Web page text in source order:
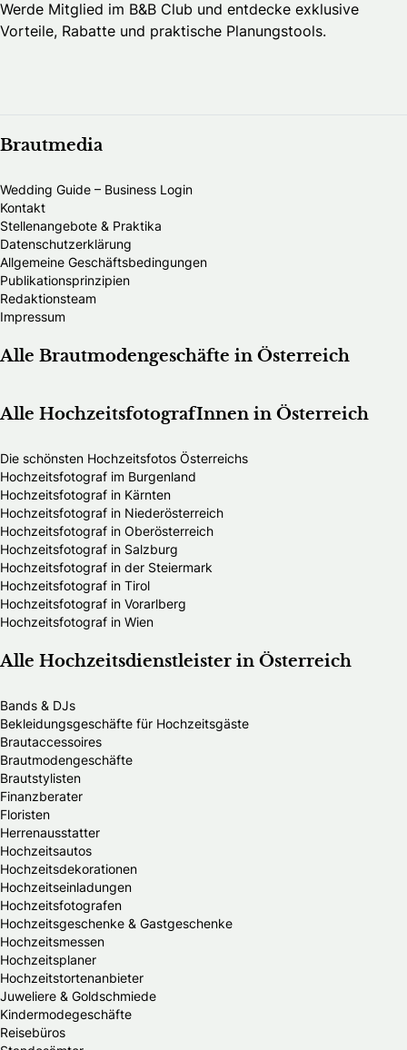
Werde Mitglied im B&B Club und entdecke exklusive
Vorteile, Rabatte und praktische Planungstools.
Brautmedia
Wedding Guide – Business Login
Kontakt
Stellenangebote & Praktika
Datenschutzerklärung
Allgemeine Geschäftsbedingungen
Publikationsprinzipien
Redaktionsteam
Impressum
Alle Brautmodengeschäfte in Österreich
Alle HochzeitsfotografInnen in Österreich
Die schönsten Hochzeitsfotos Österreichs
Hochzeitsfotograf im Burgenland
Hochzeitsfotograf in Kärnten
Hochzeitsfotograf in Niederösterreich
Hochzeitsfotograf in Oberösterreich
Hochzeitsfotograf in Salzburg
Hochzeitsfotograf in der Steiermark
Hochzeitsfotograf in Tirol
Hochzeitsfotograf in Vorarlberg
Hochzeitsfotograf in Wien
Alle Hochzeitsdienstleister in Österreich
Bands & DJs
Bekleidungsgeschäfte für Hochzeitsgäste
Brautaccessoires
Brautmodengeschäfte
Brautstylisten
Finanzberater
Floristen
Herrenausstatter
Hochzeitsautos
Hochzeitsdekorationen
Hochzeitseinladungen
Hochzeitsfotografen
Hochzeitsgeschenke & Gastgeschenke
Hochzeitsmessen
Hochzeitsplaner
Hochzeitstortenanbieter
Juweliere & Goldschmiede
Kindermodegeschäfte
Reisebüros